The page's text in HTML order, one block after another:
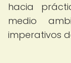
hacia
medio
imperativos